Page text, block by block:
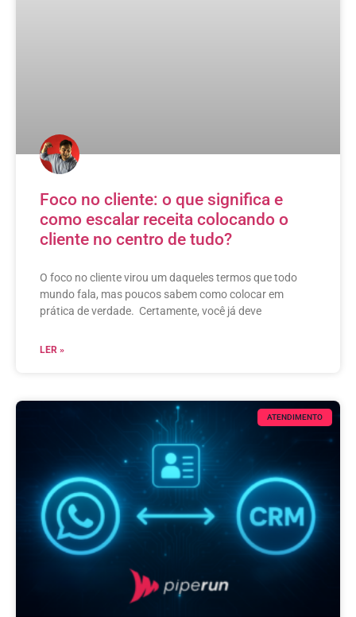
Foco no cliente: o que significa e
como escalar receita colocando o
cliente no centro de tudo?
O foco no cliente virou um daqueles termos que todo
mundo fala, mas poucos sabem como colocar em
prática de verdade. Certamente, você já deve
LER »
ATENDIMENTO